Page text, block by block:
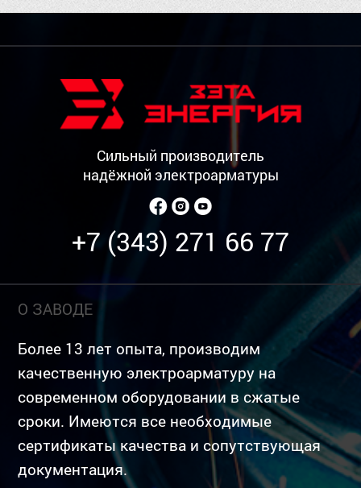
Сильный производитель
надёжной электроарматуры
+7 (343) 271 66 77
О ЗАВОДЕ
Более 13 лет опыта, производим
качественную электроарматуру на
современном оборудовании в сжатые
сроки. Имеются все необходимые
сертификаты качества и сопутствующая
документация.